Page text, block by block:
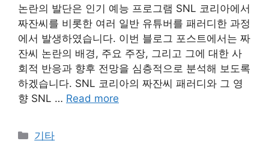
논란의 발단은 인기 예능 프로그램 SNL 코리아에서
짜잔씨를 비롯한 여러 일반 유튜버를 패러디한 과정
에서 발생하였습니다. 이번 블로그 포스트에서는 짜
잔씨 논란의 배경, 주요 주장, 그리고 그에 대한 사
회적 반응과 향후 전망을 심층적으로 분석해 보도록
하겠습니다. SNL 코리아의 짜잔씨 패러디와 그 영
향 SNL … Read more
Categories
기타